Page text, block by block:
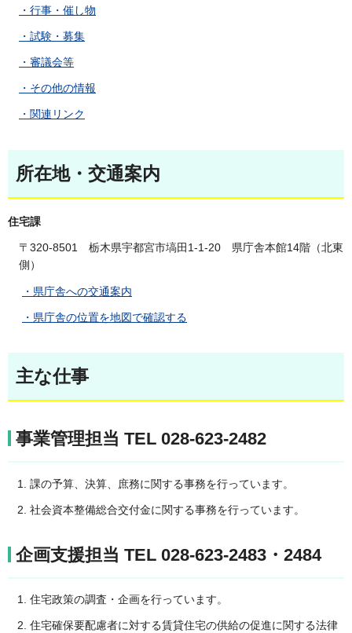
・行事・催し物
・試験・募集
・審議会等
・その他の情報
・関連リンク
所在地・交通案内
住宅課
〒320-8501 栃木県宇都宮市塙田1-1-20 県庁舎本館14階（北東
側）
・県庁舎への交通案内
・県庁舎の位置を地図で確認する
主な仕事
事業管理担当 TEL 028-623-2482
課の予算、決算、庶務に関する事務を行っています。
社会資本整備総合交付金に関する事務を行っています。
企画支援担当 TEL 028-623-2483・2484
住宅政策の調査・企画を行っています。
住宅確保要配慮者に対する賃貸住宅の供給の促進に関する法律